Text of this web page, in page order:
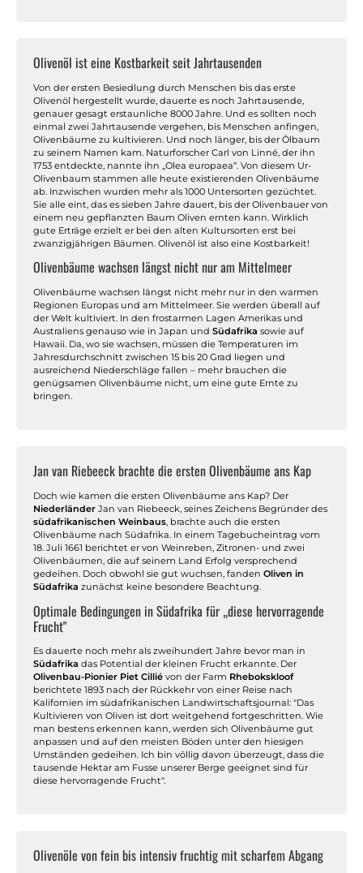
Olivenöl ist eine Kostbarkeit seit Jahrtausenden
Von der ersten Besiedlung durch Menschen bis das erste
Olivenöl hergestellt wurde, dauerte es noch Jahrtausende,
genauer gesagt erstaunliche 8000 Jahre. Und es sollten noch
einmal zwei Jahrtausende vergehen, bis Menschen anfingen,
Olivenbäume zu kultivieren. Und noch länger, bis der Ölbaum
zu seinem Namen kam. Naturforscher Carl von Linné, der ihn
1753 entdeckte, nannte ihn „Olea europaea“. Von diesem Ur-
Olivenbaum stammen alle heute existierenden Olivenbäume
ab. Inzwischen wurden mehr als 1000 Untersorten gezüchtet.
Sie alle eint, das es sieben Jahre dauert, bis der Olivenbauer von
einem neu gepflanzten Baum Oliven ernten kann. Wirklich
gute Erträge erzielt er bei den alten Kultursorten erst bei
zwanzigjährigen Bäumen. Olivenöl ist also eine Kostbarkeit!
Olivenbäume wachsen längst nicht nur am Mittelmeer
Olivenbäume wachsen längst nicht mehr nur in den warmen
Regionen Europas und am Mittelmeer. Sie werden überall auf
der Welt kultiviert. In den frostarmen Lagen Amerikas und
Australiens genauso wie in Japan und Südafrika sowie auf
Hawaii. Da, wo sie wachsen, müssen die Temperaturen im
Jahresdurchschnitt zwischen 15 bis 20 Grad liegen und
ausreichend Niederschläge fallen – mehr brauchen die
genügsamen Olivenbäume nicht, um eine gute Ernte zu
bringen.
Jan van Riebeeck brachte die ersten Olivenbäume ans Kap
Doch wie kamen die ersten Olivenbäume ans Kap? Der
Niederländer Jan van Riebeeck, seines Zeichens Begründer des
südafrikanischen Weinbaus , brachte auch die ersten
Olivenbäume nach Südafrika. In einem Tagebucheintrag vom
18. Juli 1661 berichtet er von Weinreben, Zitronen- und zwei
Olivenbäumen, die auf seinem Land Erfolg versprechend
gedeihen. Doch obwohl sie gut wuchsen, fanden Oliven in
Südafrika zunächst keine besondere Beachtung.
Optimale Bedingungen in Südafrika für „diese hervorragende
Frucht"
Es dauerte noch mehr als zweihundert Jahre bevor man in
Südafrika das Potential der kleinen Frucht erkannte. Der
Olivenbau-Pionier Piet Cillié von der Farm Rhebokskloof
berichtete 1893 nach der Rückkehr von einer Reise nach
Kalifornien im südafrikanischen Landwirtschaftsjournal: "Das
Kultivieren von Oliven ist dort weitgehend fortgeschritten. Wie
man bestens erkennen kann, werden sich Olivenbäume gut
anpassen und auf den meisten Böden unter den hiesigen
Umständen gedeihen. Ich bin völlig davon überzeugt, dass die
tausende Hektar am Fusse unserer Berge geeignet sind für
diese hervorragende Frucht".
Olivenöle von fein bis intensiv fruchtig mit scharfem Abgang